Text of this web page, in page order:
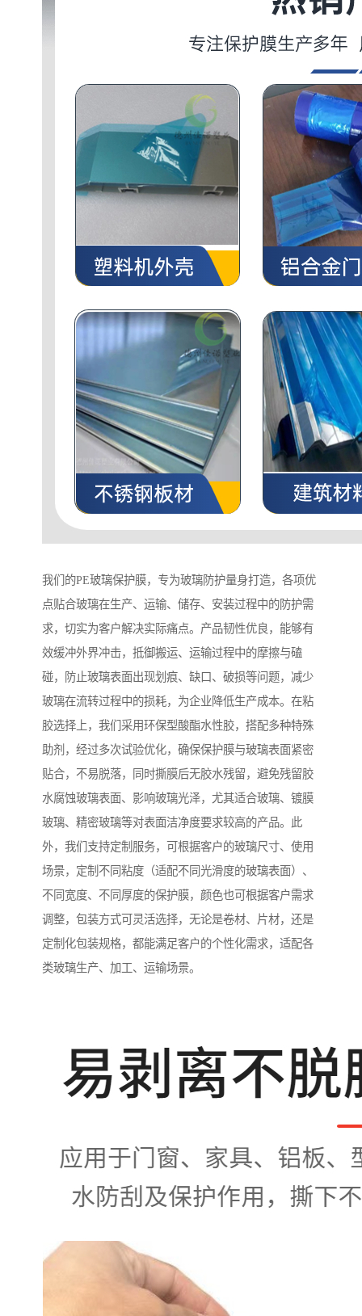
我们的PE玻璃保护膜，专为玻璃防护量身打造，各项优
点贴合玻璃在生产、运输、储存、安装过程中的防护需
求，切实为客户解决实际痛点。产品韧性优良，能够有
效缓冲外界冲击，抵御搬运、运输过程中的摩擦与磕
碰，防止玻璃表面出现划痕、缺口、破损等问题，减少
玻璃在流转过程中的损耗，为企业降低生产成本。在粘
胶选择上，我们采用环保型酸酯水性胶，搭配多种特殊
助剂，经过多次试验优化，确保保护膜与玻璃表面紧密
贴合，不易脱落，同时撕膜后无胶水残留，避免残留胶
水腐蚀玻璃表面、影响玻璃光泽，尤其适合玻璃、镀膜
玻璃、精密玻璃等对表面洁净度要求较高的产品。此
外，我们支持定制服务，可根据客户的玻璃尺寸、使用
场景，定制不同粘度（适配不同光滑度的玻璃表面）、
不同宽度、不同厚度的保护膜，颜色也可根据客户需求
调整，包装方式可灵活选择，无论是卷材、片材，还是
定制化包装规格，都能满足客户的个性化需求，适配各
类玻璃生产、加工、运输场景。